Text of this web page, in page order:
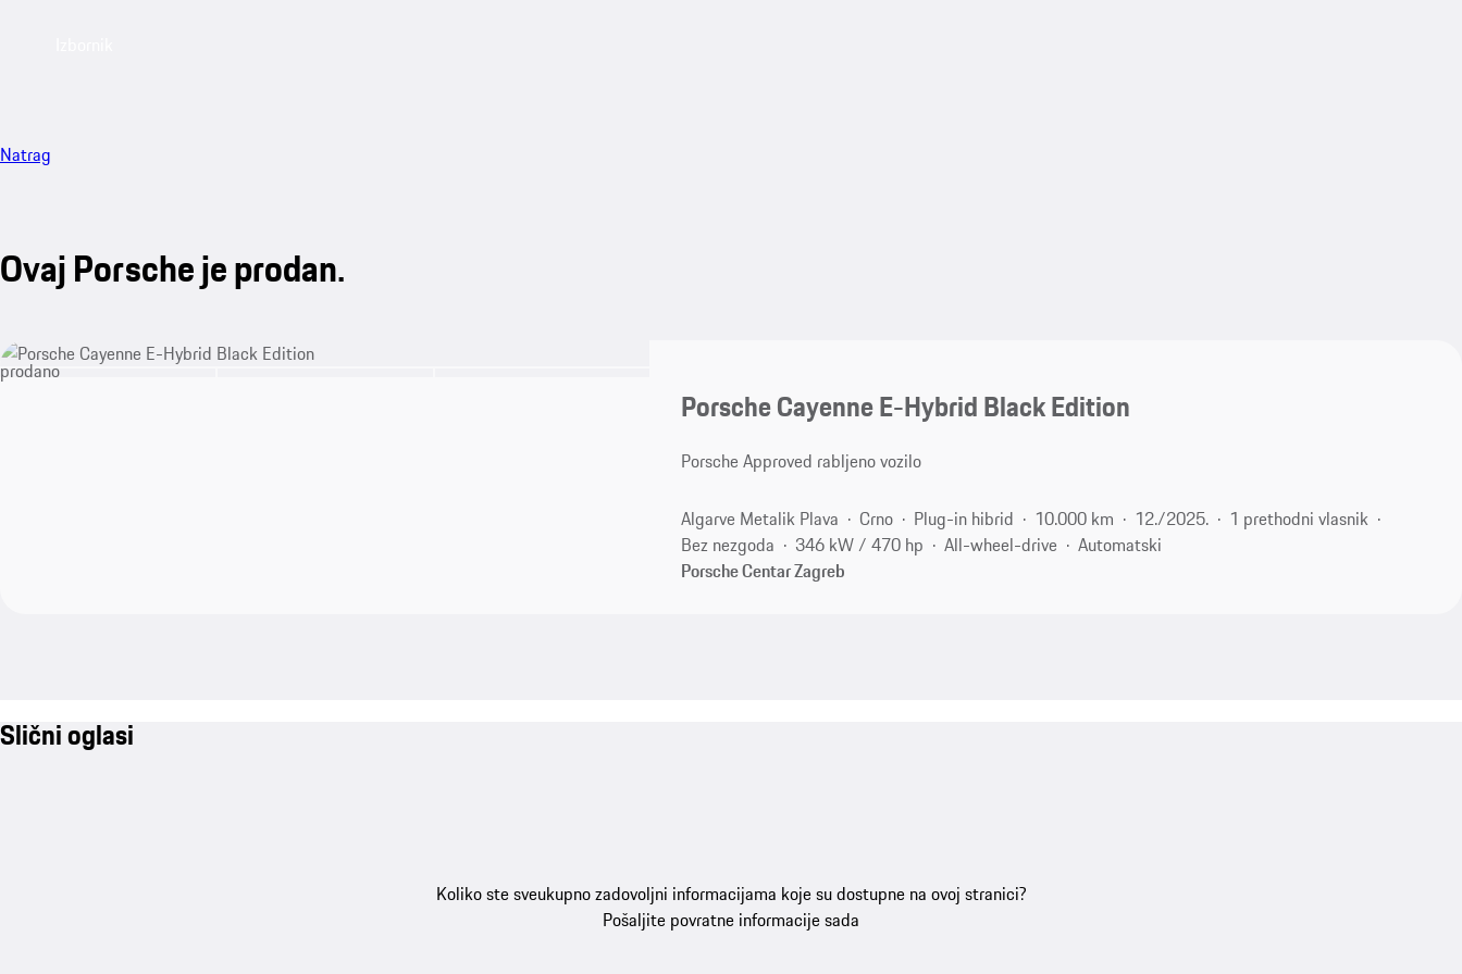
Natrag
Ovaj Porsche je prodan.
prodano
Porsche Cayenne E-Hybrid Black Edition
Porsche Approved rabljeno vozilo
Algarve Metalik Plava Crno Plug-in hibrid 10.000 km 12./2025.
1 prethodni vlasnik
Bez nezgoda
346 kW / 470 hp All-wheel-drive
Automatski
Porsche Centar Zagreb
Slični oglasi
Koliko ste sveukupno zadovoljni informacijama koje su dostupne na ovoj stranici?
Pošaljite povratne informacije sada